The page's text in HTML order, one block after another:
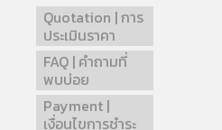
Quotation | การ
ประเมินราคา
FAQ | คำถามที่
พบบ่อย
Payment |
เงื่อนไขการชำระ